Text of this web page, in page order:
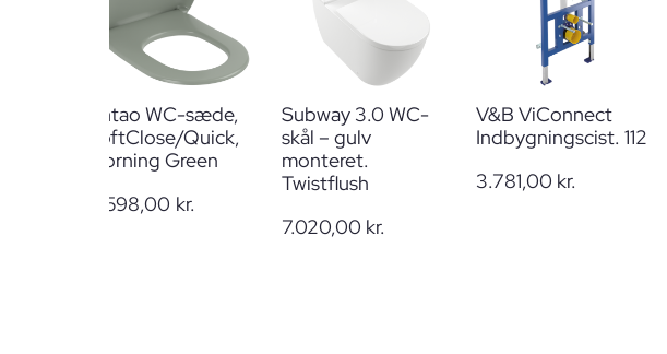
Antao WC-sæde,
SoftClose/Quick,
Morning Green
2.598,00 kr.
Subway 3.0 WC-
skål – gulv
monteret.
Twistflush
7.020,00 kr.
V&B ViConnect
Indbygningscist. 112
3.781,00 kr.